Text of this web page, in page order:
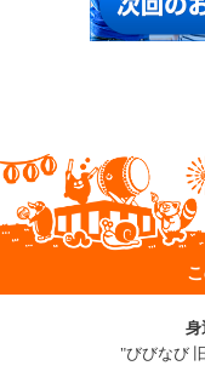
身
"びびなび